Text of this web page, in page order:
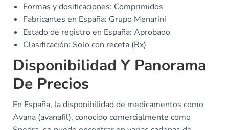
Formas y dosificaciones: Comprimidos
Fabricantes en España: Grupo Menarini
Estado de registro en España: Aprobado
Clasificación: Solo con receta (Rx)
Disponibilidad Y Panorama
De Precios
En España, la disponibilidad de medicamentos como
Avana (avanafil), conocido comercialmente como